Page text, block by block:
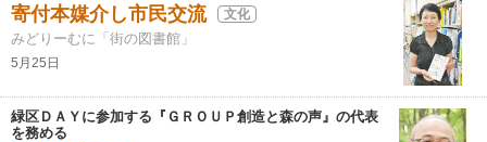
寄付本媒介し市民交流 文化
みどりーむに「街の図書館」
5月25日
緑区ＤＡＹに参加する『ＧＲＯＵＰ創造と森の声』の代表
を務める